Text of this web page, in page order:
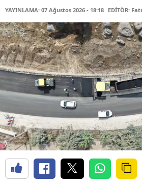
YAYINLAMA: 07 Ağustos 2026 - 18:18 EDİTÖR: